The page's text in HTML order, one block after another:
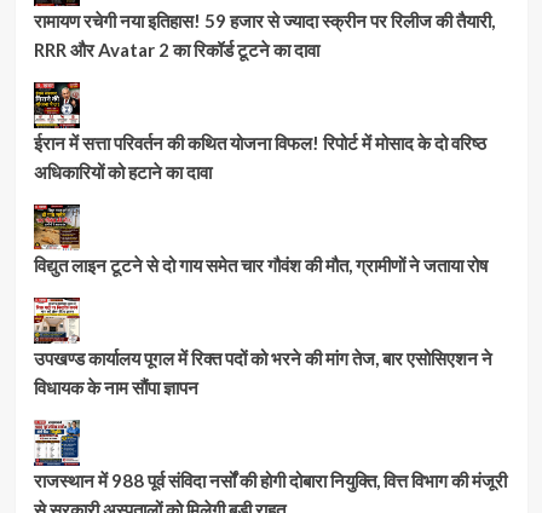
रामायण रचेगी नया इतिहास! 59 हजार से ज्यादा स्क्रीन पर रिलीज की तैयारी,
RRR और Avatar 2 का रिकॉर्ड टूटने का दावा
ईरान में सत्ता परिवर्तन की कथित योजना विफल! रिपोर्ट में मोसाद के दो वरिष्ठ
अधिकारियों को हटाने का दावा
विद्युत लाइन टूटने से दो गाय समेत चार गौवंश की मौत, ग्रामीणों ने जताया रोष
उपखण्ड कार्यालय पूगल में रिक्त पदों को भरने की मांग तेज, बार एसोसिएशन ने
विधायक के नाम सौंपा ज्ञापन
राजस्थान में 988 पूर्व संविदा नर्सों की होगी दोबारा नियुक्ति, वित्त विभाग की मंजूरी